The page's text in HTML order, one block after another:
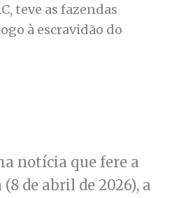
teve as fazendas
à escravidão do
notícia que fere a
de abril de 2026), a